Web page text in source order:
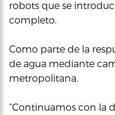
robots que se
completo.
Como parte de la
de agua mediante
metropolitana.
“Continuamos con la